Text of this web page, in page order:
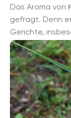
Das Aroma von
gefragt. Denn
Gerichte,
Doch der eine